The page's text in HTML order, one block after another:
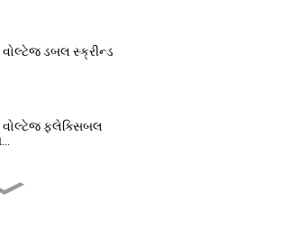
ડબલ સ્ક્રીન્ડ
ફ્લેક્સિબલ